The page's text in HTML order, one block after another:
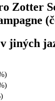
Zotter
jiných